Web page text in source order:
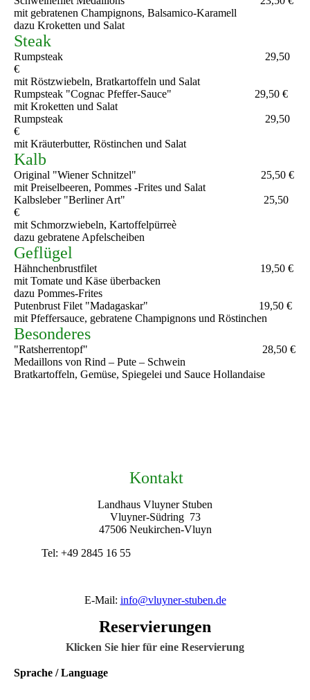
mit gebratenen Champignons, Balsamico-Karamell
dazu Kroketten und Salat
Steak
Rumpsteak 29,50
€
mit Röstzwiebeln, Bratkartoffeln und Salat
Rumpsteak "Cognac Pfeffer-Sauce" 29,50 €
mit Kroketten und Salat
Rumpsteak 29,50
€
mit Kräuterbutter, Röstinchen und Salat
Kalb
Original "Wiener Schnitzel" 25,50 €
mit Preiselbeeren, Pommes -Frites und Salat
Kalbsleber "Berliner Art" 25,50
€
mit Schmorzwiebeln, Kartoffelpürreè
dazu gebratene Apfelscheiben
Geflügel
Hähnchenbrustfilet 19,50 €
mit Tomate und Käse überbacken
dazu Pommes-Frites
Putenbrust Filet "Madagaskar" 19,50 €
mit Pfeffersauce, gebratene Champignons und Röstinchen
Besonderes
"Ratsherrentopf" 28,50 €
Medaillons von Rind – Pute – Schwein
Bratkartoffeln, Gemüse, Spiegelei und Sauce Hollandaise
Kontakt
Landhaus Vluyner Stuben
Vluyner-Südring 73
47506 Neukirchen-Vluyn
Tel: +49 2845 16 55
E-Mail: info@vluyner-stuben.de
Reservierungen
Klicken Sie hier für eine Reservierung
Sprache / Language